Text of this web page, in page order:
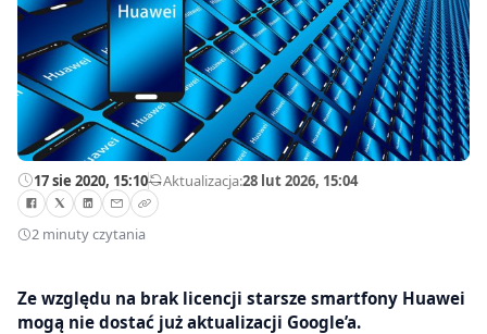
17 sie 2020, 15:10—Aktualizacja:28 lut 2026, 15:04
2 minuty czytania
Ze względu na brak licencji starsze smartfony Huawei
mogą nie dostać już aktualizacji Google’a.